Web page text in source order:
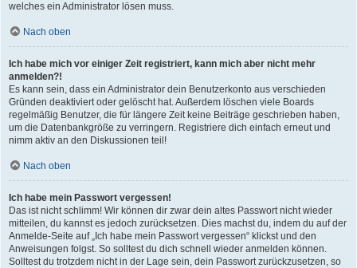
welches ein Administrator lösen muss.
Nach oben
Ich habe mich vor einiger Zeit registriert, kann mich aber nicht mehr
anmelden?!
Es kann sein, dass ein Administrator dein Benutzerkonto aus verschieden
Gründen deaktiviert oder gelöscht hat. Außerdem löschen viele Boards
regelmäßig Benutzer, die für längere Zeit keine Beiträge geschrieben haben,
um die Datenbankgröße zu verringern. Registriere dich einfach erneut und
nimm aktiv an den Diskussionen teil!
Nach oben
Ich habe mein Passwort vergessen!
Das ist nicht schlimm! Wir können dir zwar dein altes Passwort nicht wieder
mitteilen, du kannst es jedoch zurücksetzen. Dies machst du, indem du auf der
Anmelde-Seite auf „Ich habe mein Passwort vergessen“ klickst und den
Anweisungen folgst. So solltest du dich schnell wieder anmelden können.
Solltest du trotzdem nicht in der Lage sein, dein Passwort zurückzusetzen, so